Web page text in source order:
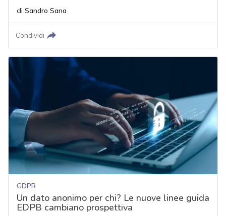
di Sandro Sana
Condividi
GDPR
Un dato anonimo per chi? Le nuove linee guida
EDPB cambiano prospettiva